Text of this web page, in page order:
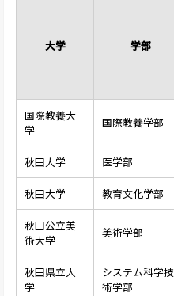
大学 学部
国際教養大
学
国際教養学部
秋田大学 医学部
秋田大学 教育文化学部
秋田公立美
術大学
美術学部
秋田県立大
学
システム科学技
術学部